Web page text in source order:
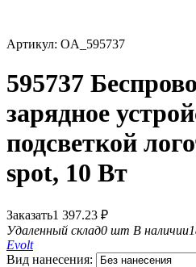
Артикул: OA_595737
595737
зарядное
подсветкой
spot, 10 Вт
Заказать1 397.23 ₽
Удаленный склад0 шт В наличии
Evolt
Вид нанесения: